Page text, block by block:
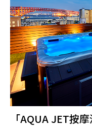
「AQUA JET按